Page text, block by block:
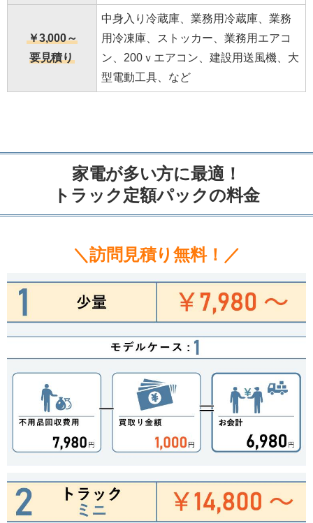
￥3,000～
要見積り
中身入り冷蔵庫、業務用冷蔵庫、業務
用冷凍庫、ストッカー、業務用エアコ
ン、200ｖエアコン、建設用送風機、大
型電動工具、など
家電が多い方に最適！
トラック定額パックの料金
＼訪問見積り無料！／